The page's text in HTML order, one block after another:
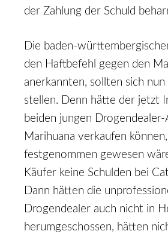
der Zahlung der Schuld
Die baden-
den Haftbefehl gegen den
anerkannten, sollten sich nun
stellen. Denn hätte der jetzt
beiden jungen
Marihuana verkaufen
festgenommen gewesen
Käufer keine Schulden bei
Dann hätten die
Drogendealer auch nicht in
herumgeschossen, hätten